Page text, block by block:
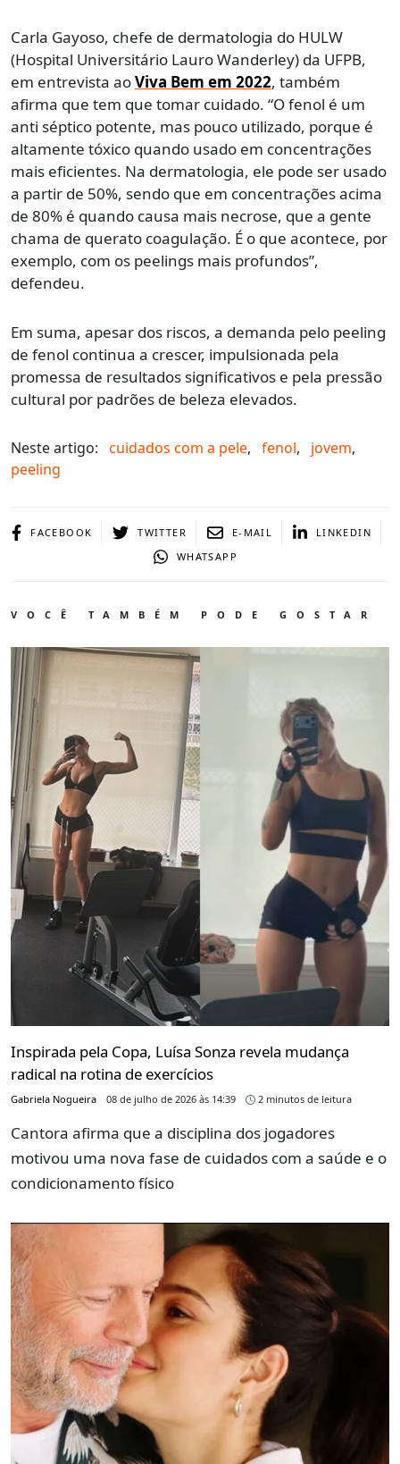
Carla Gayoso, chefe de dermatologia do HULW
(Hospital Universitário Lauro Wanderley) da UFPB,
em entrevista aoViva Bem em 2022, também
afirma que tem que tomar cuidado. “O fenol é um
anti séptico potente, mas pouco utilizado, porque é
altamente tóxico quando usado em concentrações
mais eficientes. Na dermatologia, ele pode ser usado
a partir de 50%, sendo que em concentrações acima
de 80% é quando causa mais necrose, que a gente
chama de querato coagulação. É o que acontece, por
exemplo, com os peelings mais profundos”,
defendeu.
Em suma, apesar dos riscos, a demanda pelo peeling
de fenol continua a crescer, impulsionada pela
promessa de resultados significativos e pela pressão
cultural por padrões de beleza elevados.
Neste artigo: cuidados com a pele, fenol, jovem,
peeling
FACEBOOK TWITTER E-MAIL
LINKEDIN
WHATSAPP
VOCÊ TAMBÉM PODE GOSTAR
Inspirada pela Copa, Luísa Sonza revela mudança
radical na rotina de exercícios
Gabriela Nogueira 08 de julho de 2026 às 14:39 2 minutos de leitura
Cantora afirma que a disciplina dos jogadores
motivou uma nova fase de cuidados com a saúde e o
condicionamento físico